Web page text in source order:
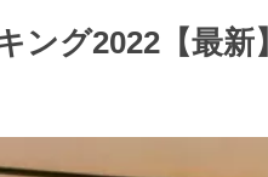
ング2022【最